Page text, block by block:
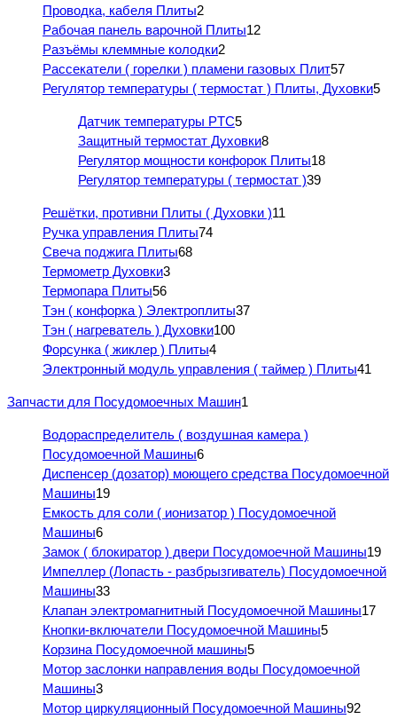
Проводка, кабеля Плиты2
Рабочая панель варочной Плиты12
Разъёмы клеммные колодки2
Рассекатели ( горелки ) пламени газовых Плит57
Регулятор температуры ( термостат ) Плиты, Духовки5
Датчик температуры PTC5
Защитный термостат Духовки8
Регулятор мощности конфорок Плиты18
Регулятор температуры ( термостат )39
Решётки, противни Плиты ( Духовки )11
Ручка управления Плиты74
Свеча поджига Плиты68
Термометр Духовки3
Термопара Плиты56
Тэн ( конфорка ) Электроплиты37
Тэн ( нагреватель ) Духовки100
Форсунка ( жиклер ) Плиты4
Электронный модуль управления ( таймер ) Плиты41
Запчасти для Посудомоечных Машин1
Водораспределитель ( воздушная камера )
Посудомоечной Машины6
Диспенсер (дозатор) моющего средства Посудомоечной
Машины19
Емкость для соли ( ионизатор ) Посудомоечной
Машины6
Замок ( блокиратор ) двери Посудомоечной Машины19
Импеллер (Лопасть - разбрызгиватель) Посудомоечной
Машины33
Клапан электромагнитный Посудомоечной Машины17
Кнопки-включатели Посудомоечной Машины5
Корзина Посудомоечной машины5
Мотор заслонки направления воды Посудомоечной
Машины3
Мотор циркуляционный Посудомоечной Машины92